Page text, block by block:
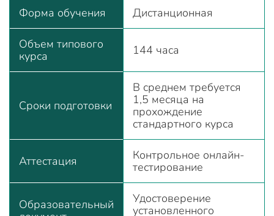
Форма обучения Дистанционная
Объем типового
курса
144 часа
Сроки подготовки
В среднем требуется
1,5 месяца на
прохождение
стандартного курса
Аттестация
Контрольное онлайн-
тестирование
Образовательный
Удостоверение
установленного